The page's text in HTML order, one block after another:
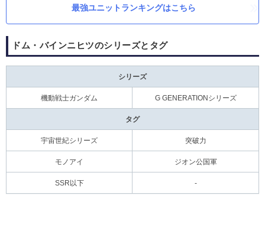
最強ユニットランキングはこちら
ドム・バインニヒツのシリーズとタグ
シリーズ
機動戦士ガンダム G GENERATIONシリーズ
タグ
宇宙世紀シリーズ 突破力
モノアイ ジオン公国軍
SSR以下 -